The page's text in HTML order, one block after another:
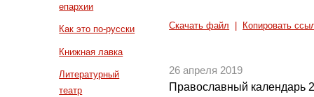
епархии
Как это по-русски
Книжная лавка
Литературный
театр
Скачать файл Копировать
26 апреля 2019
Православный календарь